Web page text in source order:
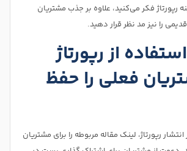
رپورتاژ فکر می‌کنید، علاوه بر جذب مشتریان
را نیز مد نظر قرار دهید.
از رپورتاژ
فعلی را حفظ
رپورتاژ، لینک مقاله مربوطه را برای مشتریان